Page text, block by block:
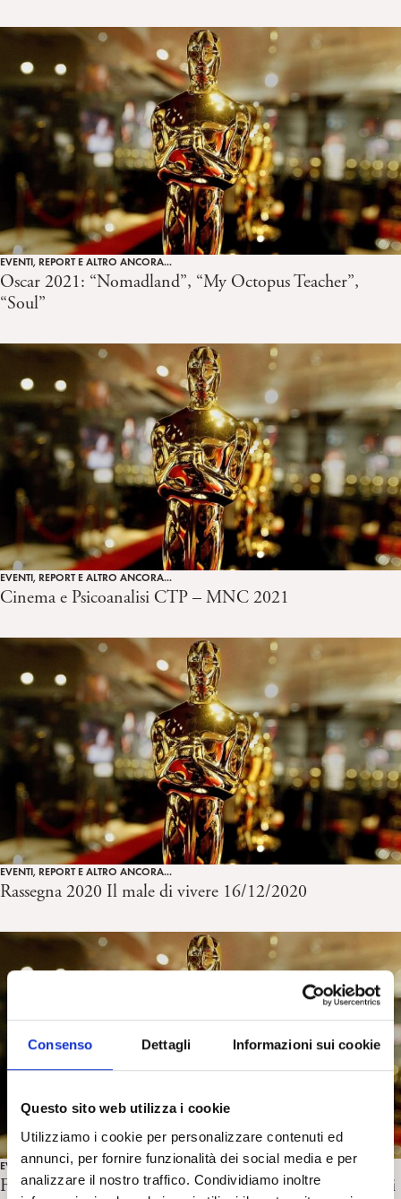
Consenso Dettagli Informazioni sui cookie
Questo sito web utilizza i cookie
Utilizziamo i cookie per personalizzare contenuti ed
annunci, per fornire funzionalità dei social media e per
analizzare il nostro traffico. Condividiamo inoltre
EVENTI, REPORT E ALTRO ANCORA...
Oscar 2021: “Nomadland”, “My Octopus Teacher”,
“Soul”
EVENTI, REPORT E ALTRO ANCORA...
Cinema e Psicoanalisi CTP – MNC 2021
EVENTI, REPORT E ALTRO ANCORA...
Rassegna 2020 Il male di vivere 16/12/2020
EVENTI, REPORT E ALTRO ANCORA...
Festa del Cinema di Roma 15-25 ottobre 2020 Report di